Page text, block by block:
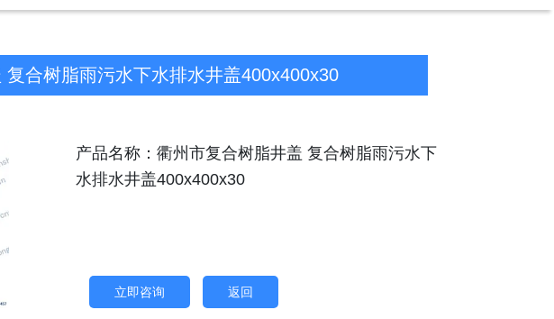
合树脂雨污水下水排水井盖400x400x30
产品名称：衢州市复合树脂井盖 复合树脂雨污水下
水排水井盖400x400x30
立即咨询 返回